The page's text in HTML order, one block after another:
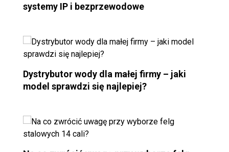
systemy IP i bezprzewodowe
Dystrybutor wody dla małej firmy – jaki
model sprawdzi się najlepiej?